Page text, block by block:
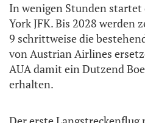
In wenigen Stunden startet
York JFK. Bis 2028 werden
9 schrittweise die
von Austrian Airlines
AUA damit ein Dutzend
erhalten.